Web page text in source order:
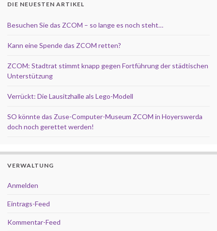
DIE NEUESTEN ARTIKEL
Besuchen Sie das ZCOM – so lange es noch steht…
Kann eine Spende das ZCOM retten?
ZCOM: Stadtrat stimmt knapp gegen Fortführung der städtischen
Unterstützung
Verrückt: Die Lausitzhalle als Lego-Modell
SO könnte das Zuse-Computer-Museum ZCOM in Hoyerswerda
doch noch gerettet werden!
VERWALTUNG
Anmelden
Eintrags-Feed
Kommentar-Feed